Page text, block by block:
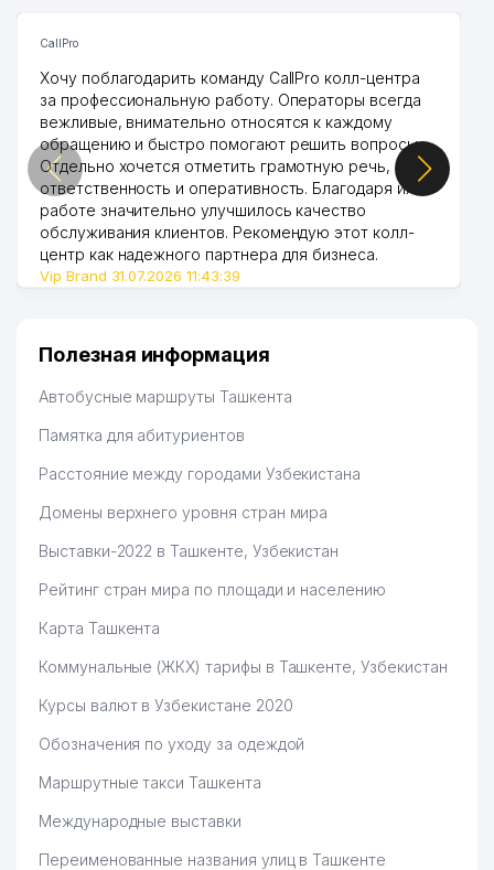
CallPro
Хочу поблагодарить команду CallPro колл-центра
за профессиональную работу. Операторы всегда
вежливые, внимательно относятся к каждому
обращению и быстро помогают решить вопросы.
Отдельно хочется отметить грамотную речь,
ответственность и оперативность. Благодаря их
работе значительно улучшилось качество
обслуживания клиентов. Рекомендую этот колл-
центр как надежного партнера для бизнеса.
Vip Brand 31.07.2026 11:43:39
Полезная информация
Автобусные маршруты Ташкента
Памятка для абитуриентов
Расстояние между городами Узбекистана
Домены верхнего уровня стран мира
Выставки-2022 в Ташкенте, Узбекистан
Рейтинг стран мира по площади и населению
Карта Ташкента
Коммунальные (ЖКХ) тарифы в Ташкенте, Узбекистан
Курсы валют в Узбекистане 2020
Обозначения по уходу за одеждой
Маршрутные такси Ташкента
Международные выставки
Переименованные названия улиц в Ташкенте